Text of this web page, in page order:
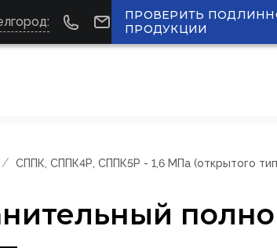
ПРОВЕРИТЬ
ПРОДУКЦИИ
СППК, СППК4Р, СППК5Р - 1,6 МПа (открытого